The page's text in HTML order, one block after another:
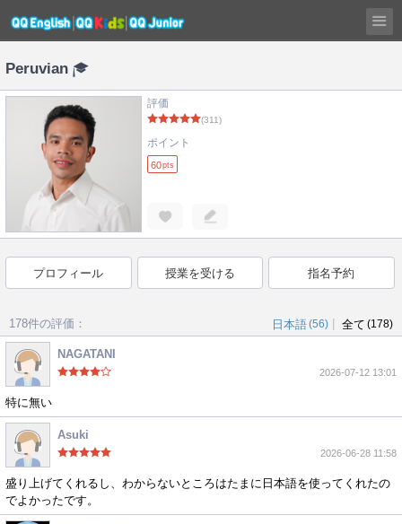
Peruvian
評価
(311)
ポイント
60pts
プロフィール 授業を受ける 指名予約
178件の評価： 日本語(56) 全て (178)
NAGATANI
2026-07-12 13:01
特に無い
Asuki
2026-06-28 11:58
盛り上げてくれるし、わからないところはたまに日本語を使ってくれたの
でよかったです。